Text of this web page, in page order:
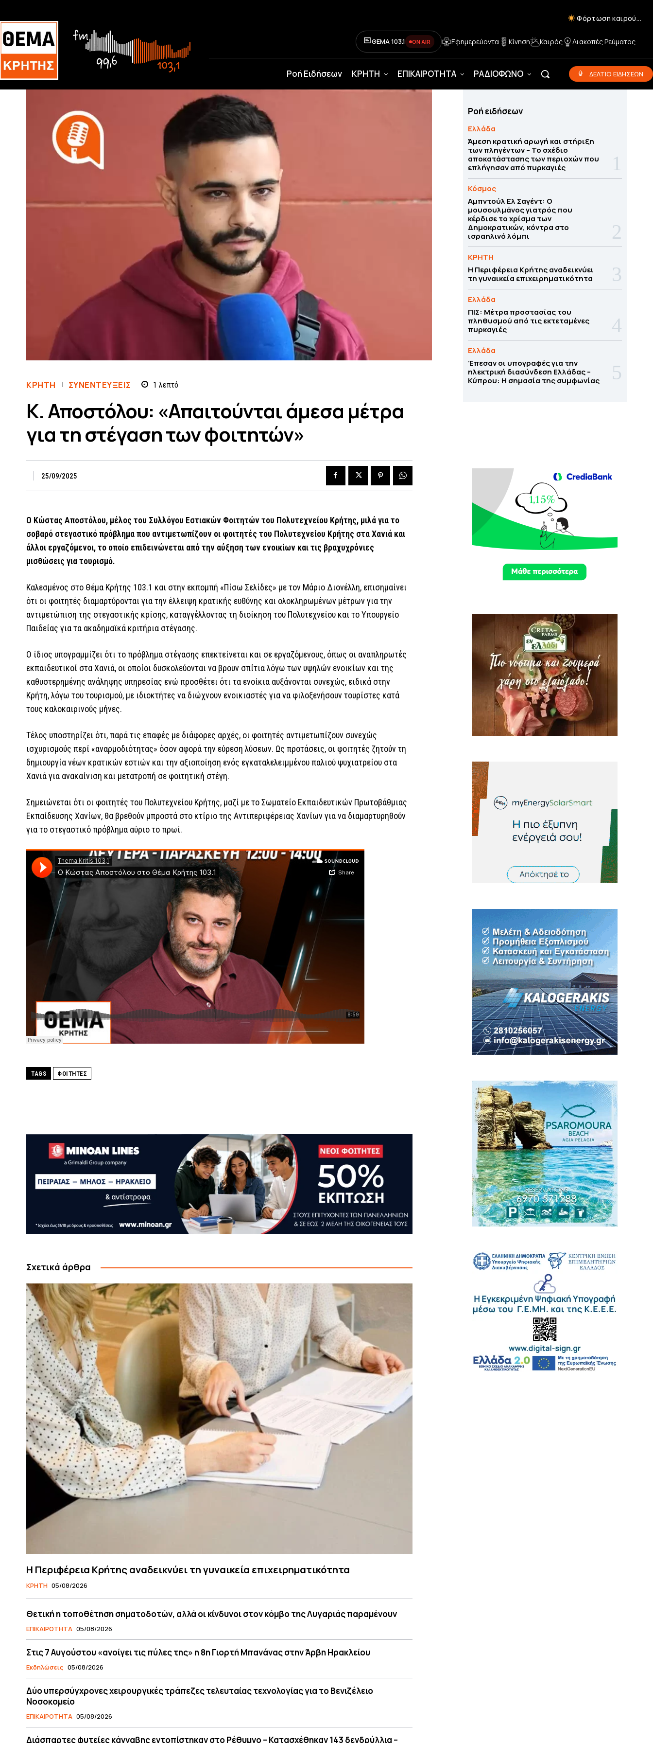
Φόρτωση καιρού...
ΘΕΜΑ 103.1 ON AIR Εφημερεύοντα Κίνηση Καιρός Διακοπές Ρεύματος
Ροή Ειδήσεων ΚΡΗΤΗ ΕΠΙΚΑΙΡΟΤΗΤΑ ΡΑΔΙΟΦΩΝΟ ΔΕΛΤΙΟ ΕΙΔΗΣΕΩΝ
ΚΡΗΤΗ ΣΥΝΕΝΤΕΎΞΕΙΣ 1 λεπτό
Κ. Αποστόλου: «Απαιτούνται άμεσα μέτρα
για τη στέγαση των φοιτητών»
25/09/2025
Ο Κώστας Αποστόλου, μέλος του Συλλόγου Εστιακών Φοιτητών του Πολυτεχνείου Κρήτης, μιλά για το
σοβαρό στεγαστικό πρόβλημα που αντιμετωπίζουν οι φοιτητές του Πολυτεχνείου Κρήτης στα Χανιά και
άλλοι εργαζόμενοι, το οποίο επιδεινώνεται από την αύξηση των ενοικίων και τις βραχυχρόνιες
μισθώσεις για τουρισμό.
Καλεσμένος στο Θέμα Κρήτης 103.1 και στην εκπομπή «Πίσω Σελίδες» με τον Μάριο Διονέλλη, επισημαίνει
ότι οι φοιτητές διαμαρτύρονται για την έλλειψη κρατικής ευθύνης και ολοκληρωμένων μέτρων για την
αντιμετώπιση της στεγαστικής κρίσης, καταγγέλλοντας τη διοίκηση του Πολυτεχνείου και το Υπουργείο
Παιδείας για τα ακαδημαϊκά κριτήρια στέγασης.
Ο ίδιος υπογραμμίζει ότι το πρόβλημα στέγασης επεκτείνεται και σε εργαζόμενους, όπως οι αναπληρωτές
εκπαιδευτικοί στα Χανιά, οι οποίοι δυσκολεύονται να βρουν σπίτια λόγω των υψηλών ενοικίων και της
καθυστερημένης ανάληψης υπηρεσίας ενώ προσθέτει ότι τα ενοίκια αυξάνονται συνεχώς, ειδικά στην
Κρήτη, λόγω του τουρισμού, με ιδιοκτήτες να διώχνουν ενοικιαστές για να φιλοξενήσουν τουρίστες κατά
τους καλοκαιρινούς μήνες.
Τέλος υποστηρίζει ότι, παρά τις επαφές με διάφορες αρχές, οι φοιτητές αντιμετωπίζουν συνεχώς
ισχυρισμούς περί «αναρμοδιότητας» όσον αφορά την εύρεση λύσεων. Ως προτάσεις, οι φοιτητές ζητούν τη
δημιουργία νέων κρατικών εστιών και την αξιοποίηση ενός εγκαταλελειμμένου παλιού ψυχιατρείου στα
Χανιά για ανακαίνιση και μετατροπή σε φοιτητική στέγη.
Σημειώνεται ότι οι φοιτητές του Πολυτεχνείου Κρήτης, μαζί με το Σωματείο Εκπαιδευτικών Πρωτοβάθμιας
Εκπαίδευσης Χανίων, θα βρεθούν μπροστά στο κτίριο της Αντιπεριφέρειας Χανίων για να διαμαρτυρηθούν
για το στεγαστικό πρόβλημα αύριο το πρωί.
TAGS ΦΟΙΤΗΤΕΣ
Σχετικά άρθρα
Η Περιφέρεια Κρήτης αναδεικνύει τη γυναικεία επιχειρηματικότητα
ΚΡΗΤΗ 05/08/2026
Θετική η τοποθέτηση σηματοδοτών, αλλά οι κίνδυνοι στον κόμβο της Λυγαριάς παραμένουν
ΕΠΙΚΑΙΡΟΤΗΤΑ 05/08/2026
Στις 7 Αυγούστου «ανοίγει τις πύλες της» η 8η Γιορτή Μπανάνας στην Άρβη Ηρακλείου
Εκδηλώσεις 05/08/2026
Δύο υπερσύγχρονες χειρουργικές τράπεζες τελευταίας τεχνολογίας για το Βενιζέλειο
Νοσοκομείο
ΕΠΙΚΑΙΡΟΤΗΤΑ 05/08/2026
Διάσπαρτες φυτείες κάνναβης εντοπίστηκαν στο Ρέθυμνο – Κατασχέθηκαν 143 δενδρύλλια –
Ροή ειδήσεων
Ελλάδα
Άμεση κρατική αρωγή και στήριξη
των πληγέντων – Το σχέδιο
αποκατάστασης των περιοχών που
επλήγησαν από πυρκαγιές
Κόσμος
Αμπντούλ Ελ Σαγέντ: Ο
μουσουλμάνος γιατρός που
κέρδισε το χρίσμα των
Δημοκρατικών, κόντρα στο
ισραηλινό λόμπι
ΚΡΗΤΗ
Η Περιφέρεια Κρήτης αναδεικνύει
τη γυναικεία επιχειρηματικότητα
Ελλάδα
ΠΙΣ: Μέτρα προστασίας του
πληθυσμού από τις εκτεταμένες
πυρκαγιές
Ελλάδα
Έπεσαν οι υπογραφές για την
ηλεκτρική διασύνδεση Ελλάδας –
Κύπρου: H σημασία της συμφωνίας